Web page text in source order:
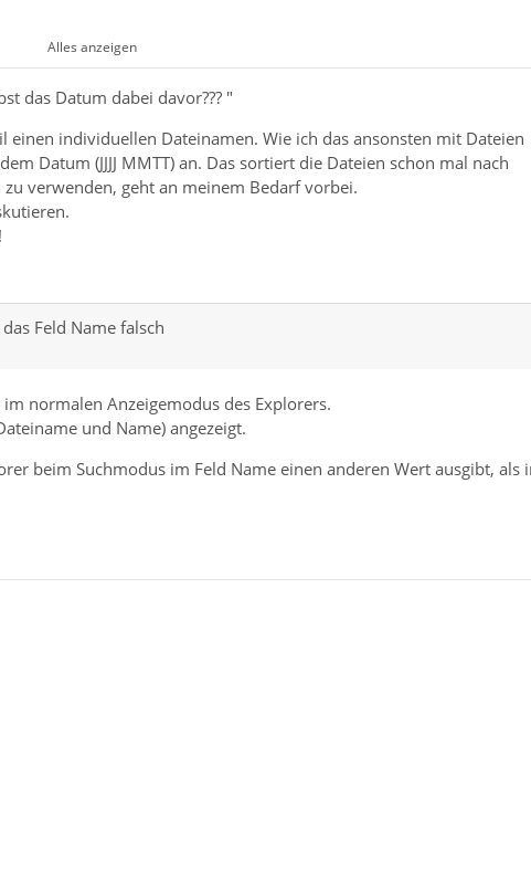
immer die Mails und schreibst das Datum dabei davor??? Das kann
macht sich welche. (Sorry aber ich speichere tausende Emails als
nicht immer das Datum dazu schreiben zu müssen und den Betreff
Alles anzeigen
das Datum dabei davor??? "
einen individuellen Dateinamen. Wie ich das ansonsten mit Dateien
Datum (JJJJ MMTT) an. Das sortiert die Dateien schon mal nach
verwenden, geht an meinem Bedarf vorbei.
Feld Name falsch
normalen Anzeigemodus des Explorers.
und Name) angezeigt.
beim Suchmodus im Feld Name einen anderen Wert ausgibt, als